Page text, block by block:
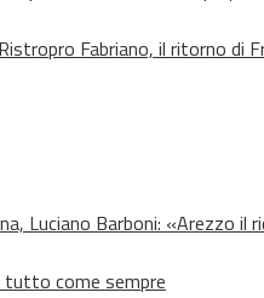
Fabriano, il ritorno di
Luciano Barboni: «Arezzo il
tutto come sempre